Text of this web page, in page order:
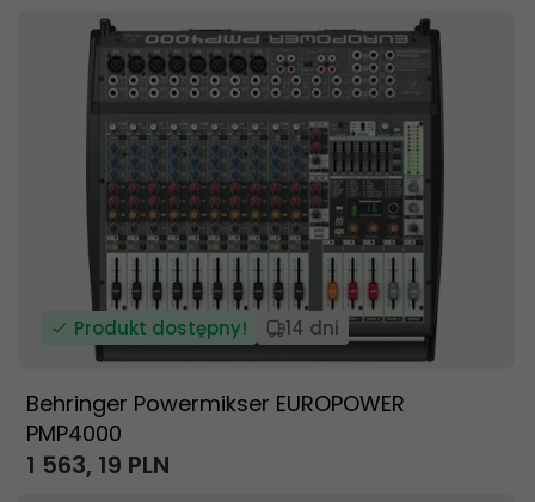
Produkt dostępny! 14 dni
Behringer Powermikser EUROPOWER
PMP4000
1 563, 19 PLN